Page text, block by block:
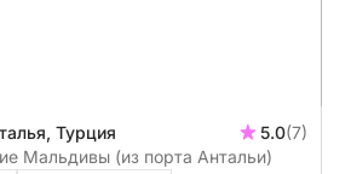
Турция 5.0(7)
Мальдивы (из порта Антальи)